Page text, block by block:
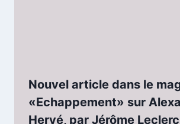
Nouvel article dans le
«Echappement» sur
Hervé, par Jérôme